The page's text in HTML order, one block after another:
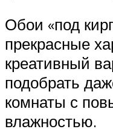
Обои «под
прекрасные
креативный
подобрать
комнаты с
влажностью.